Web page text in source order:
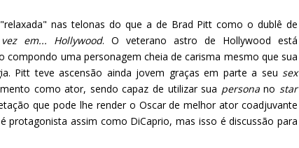
nas telonas do que a de Brad Pitt como o dublê de
em... Hollywood. O veterano astro de Hollywood está
uma personagem cheia de carisma mesmo que sua
Pitt teve ascensão ainda jovem graças em parte a seu sex
como ator, sendo capaz de utilizar sua personanostar
que pode lhe render o Oscar de melhor ator coadjuvante
assim como DiCaprio, mas isso é discussão para